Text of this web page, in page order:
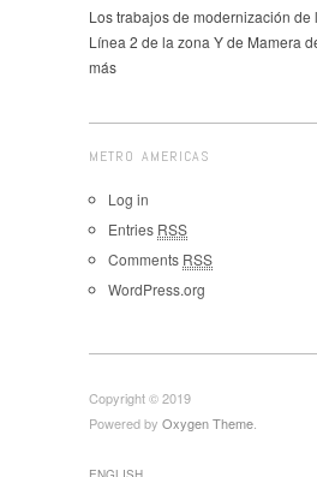
Los trabajos de modernización de
Línea 2 de la zona Y de Mamera
más
METRO AMERICAS
Log in
Entries RSS
Comments RSS
WordPress.org
Copyright © 2019
Powered by Oxygen Theme.